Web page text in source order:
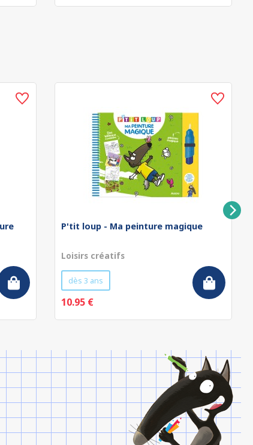
P'tit loup - Ma peinture magique
Loisirs créatifs
dès 3 ans
10.95 €